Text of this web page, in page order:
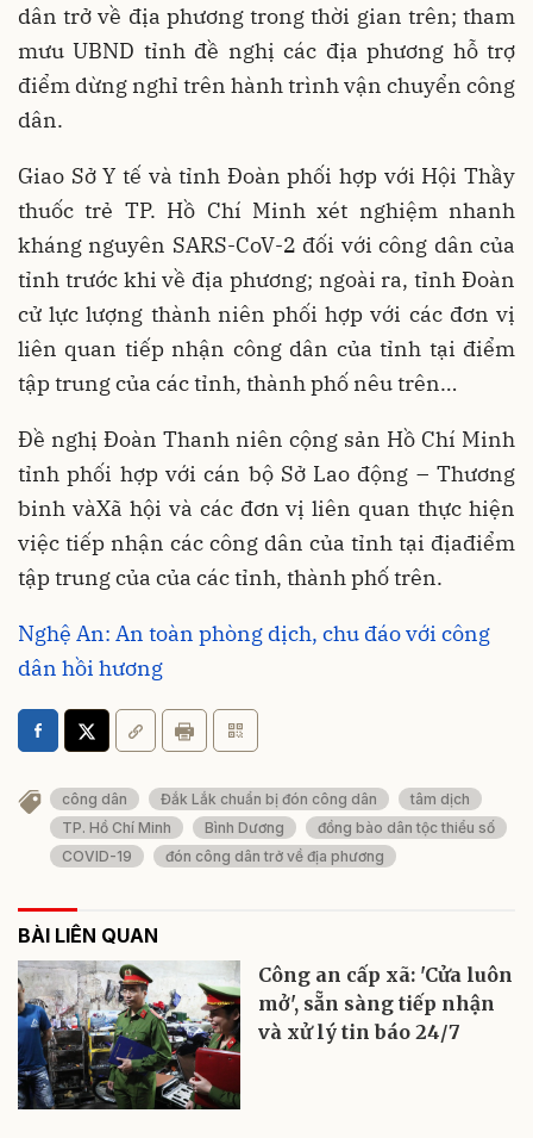
dân trở về địa phương trong thời gian trên; tham
mưu UBND tỉnh đề nghị các địa phương hỗ trợ
điểm dừng nghỉ trên hành trình vận chuyển công
dân.
Giao Sở Y tế và tỉnh Đoàn phối hợp với Hội Thầy
thuốc trẻ TP. Hồ Chí Minh xét nghiệm nhanh
kháng nguyên SARS-CoV-2 đối với công dân của
tỉnh trước khi về địa phương; ngoài ra, tỉnh Đoàn
cử lực lượng thành niên phối hợp với các đơn vị
liên quan tiếp nhận công dân của tỉnh tại điểm
tập trung của các tỉnh, thành phố nêu trên…
Đề nghị Đoàn Thanh niên cộng sản Hồ Chí Minh
tỉnh phối hợp với cán bộ Sở Lao động – Thương
binh vàXã hội và các đơn vị liên quan thực hiện
việc tiếp nhận các công dân của tỉnh tại địađiểm
tập trung của của các tỉnh, thành phố trên.
Nghệ An: An toàn phòng dịch, chu đáo với công
dân hồi hương
công dân Đắk Lắk chuẩn bị đón công dân
tâm dịch
TP. Hồ Chí Minh
Bình Dương
đồng bào dân tộc thiểu số
COVID-19
đón công dân trở về địa phương
BÀI LIÊN QUAN
Công an cấp xã: 'Cửa luôn
mở', sẵn sàng tiếp nhận
và xử lý tin báo 24/7